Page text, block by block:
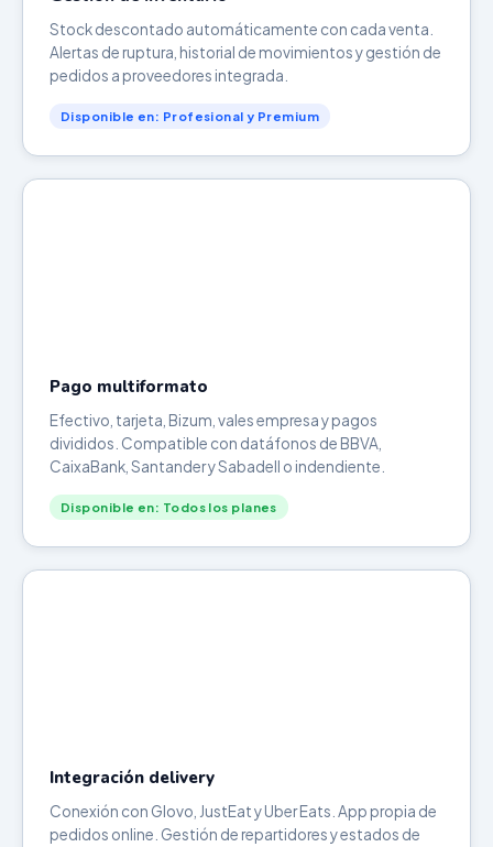
Stock descontado automáticamente con cada venta.
Alertas de ruptura, historial de movimientos y gestión de
pedidos a proveedores integrada.
Disponible en: Profesional y Premium
Pago multiformato
Efectivo, tarjeta, Bizum, vales empresa y pagos
divididos. Compatible con datáfonos de BBVA,
CaixaBank, Santander y Sabadell o indendiente.
Disponible en: Todos los planes
Integración delivery
Conexión con Glovo, JustEat y Uber Eats. App propia de
pedidos online. Gestión de repartidores y estados de